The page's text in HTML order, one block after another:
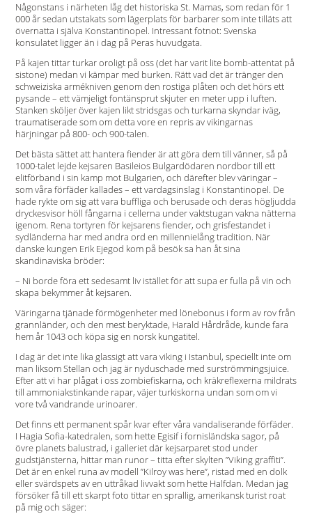
Någonstans i närheten låg det historiska St. Mamas, som redan för 1
000 år sedan utstakats som lägerplats för barbarer som inte tilläts att
övernatta i själva Konstantinopel. Intressant fotnot: Svenska
konsulatet ligger än i dag på Peras huvudgata.
På kajen tittar turkar oroligt på oss (det har varit lite bomb-attentat på
sistone) medan vi kämpar med burken. Rätt vad det är tränger den
schweiziska armékniven genom den rostiga plåten och det hörs ett
pysande – ett vämjeligt fontänsprut skjuter en meter upp i luften.
Stanken sköljer över kajen likt stridsgas och turkarna skyndar iväg,
traumatiserade som om detta vore en repris av vikingarnas
härjningar på 800- och 900-talen.
Det bästa sättet att hantera fiender är att göra dem till vänner, så på
1000-talet lejde kejsaren Basileios Bulgardödaren nordbor till ett
elitförband i sin kamp mot Bulgarien, och därefter blev väringar –
som våra förfäder kallades – ett vardagsinslag i Konstantinopel. De
hade rykte om sig att vara buffliga och berusade och deras högljudda
dryckesvisor höll fångarna i cellerna under vaktstugan vakna nätterna
igenom. Rena tortyren för kejsarens fiender, och grisfestandet i
sydländerna har med andra ord en millennielång tradition. När
danske kungen Erik Ejegod kom på besök sa han åt sina
skandinaviska bröder:
– Ni borde föra ett sedesamt liv istället för att supa er fulla på vin och
skapa bekymmer åt kejsaren.
Väringarna tjänade förmögenheter med lönebonus i form av rov från
grannländer, och den mest beryktade, Harald Hårdråde, kunde fara
hem år 1043 och köpa sig en norsk kungatitel.
I dag är det inte lika glassigt att vara viking i Istanbul, speciellt inte om
man liksom Stellan och jag är nyduschade med surströmmingsjuice.
Efter att vi har plågat i oss zombiefiskarna, och kräkreflexerna mildrats
till ammoniakstinkande rapar, väjer turkiskorna undan som om vi
vore två vandrande urinoarer.
Det finns ett permanent spår kvar efter våra vandaliserande förfäder.
I Hagia Sofia-katedralen, som hette Egisif i fornisländska sagor, på
övre planets balustrad, i galleriet där kejsarparet stod under
gudstjänsterna, hittar man runor – titta efter skylten ”Viking graffiti”.
Det är en enkel runa av modell ”Kilroy was here”, ristad med en dolk
eller svärdspets av en uttråkad livvakt som hette Halfdan. Medan jag
försöker få till ett skarpt foto tittar en sprallig, amerikansk turist roat
på mig och säger: